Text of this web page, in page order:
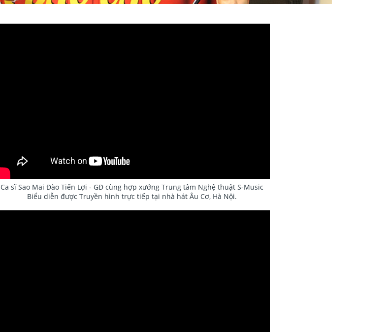
Ca sĩ Sao Mai Đào Tiến Lợi - GĐ cùng hợp xướng Trung tâm Nghệ thuật S-Music
Biểu diễn được Truyền hình trực tiếp tại nhà hát Âu Cơ, Hà Nội.